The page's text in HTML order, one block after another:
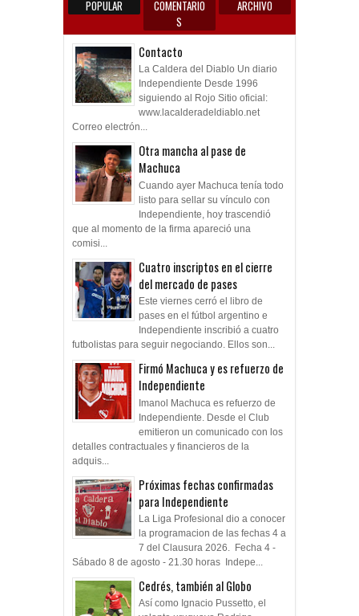
POPULAR
COMENTARIO
S
ARCHIVO
Contacto
La Caldera del Diablo Un diario
Independiente Desde 1996
siguiendo al Rojo Sitio oficial:
www.lacalderadeldiablo.net
Correo electrón...
Otra mancha al pase de
Machuca
Cuando ayer Machuca tenía todo
listo para sellar su vínculo con
Independiente, hoy trascendió
que al momento de la firma apareció una
comisi...
Cuatro inscriptos en el cierre
del mercado de pases
Este viernes cerró el libro de
pases en el fútbol argentino e
Independiente inscribió a cuatro
futbolistas para seguir negociando. Ellos son...
Firmó Machuca y es refuerzo de
Independiente
Imanol Machuca es refuerzo de
Independiente. Desde el Club
emitieron un comunicado con los
detalles contractuales y financieros de la
adquis...
Próximas fechas confirmadas
para Independiente
La Liga Profesional dio a conocer
la programacion de las fechas 4 a
7 del Clausura 2026. Fecha 4 -
Sábado 8 de agosto - 21.30 horas Indepe...
Cedrés, también al Globo
Así como Ignacio Pussetto, el